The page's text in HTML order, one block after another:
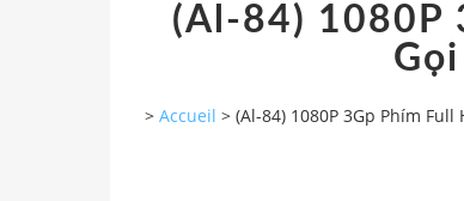
(Al-84) 1080P
> Accueil > (Al-84) 1080P 3Gp Phím